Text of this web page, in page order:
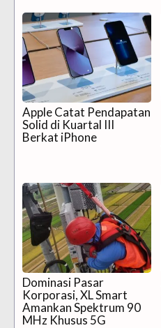
Apple Catat Pendapatan
Solid di Kuartal III
Berkat iPhone
Dominasi Pasar
Korporasi, XL Smart
Amankan Spektrum 90
MHz Khusus 5G